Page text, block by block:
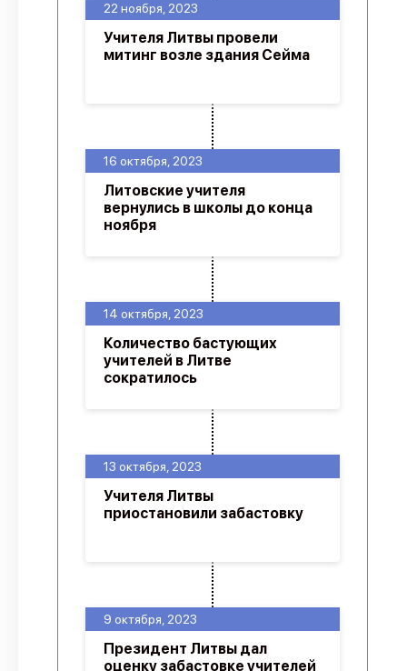
9 октября, 2023
Президент Литвы дал
оценку забастовке учителей
13 октября, 2023
Учителя Литвы
приостановили забастовку
14 октября, 2023
Количество бастующих
учителей в Литве
сократилось
16 октября, 2023
Литовские учителя
вернулись в школы до конца
ноября
22 ноября, 2023
Учителя Литвы провели
митинг возле здания Сейма